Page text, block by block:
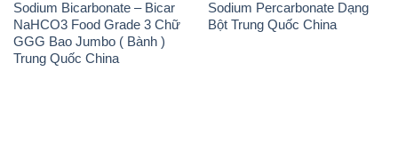
Sodium Bicarbonate – Bicar
NaHCO3 Food Grade 3 Chữ
GGG Bao Jumbo ( Bành )
Trung Quốc China
Sodium Percarbonate Dạng
Bột Trung Quốc China